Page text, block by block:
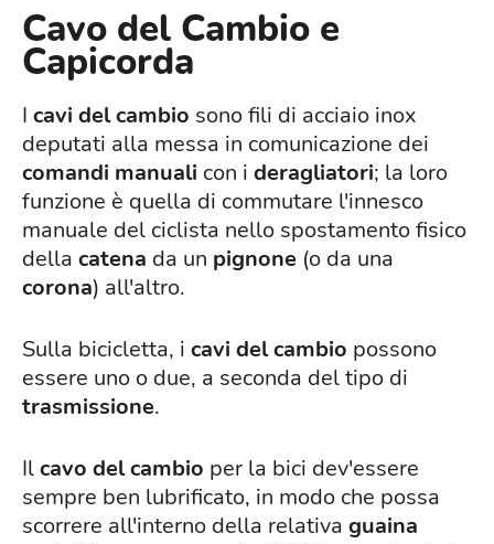
Cavo del Cambio e
Capicorda
I cavi delcambio sono fili di acciaio inox
deputati alla messa in comunicazione dei
comandi manuali con i deragliatori; la loro
funzione è quella di commutare l'innesco
manuale del ciclista nello spostamento fisico
della catena da un pignone (o da una
corona) all'altro.
Sulla bicicletta, i cavi del cambio possono
essere uno o due, a seconda del tipo di
trasmissione.
Ilcavo del cambio per la bici dev'essere
sempre ben lubrificato, in modo che possa
scorrere all'interno della relativa guaina